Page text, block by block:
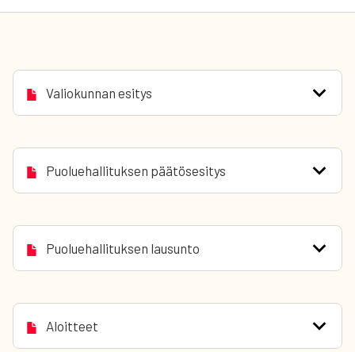
Valiokunnan esitys
Puoluehallituksen päätösesitys
Puoluehallituksen lausunto
Aloitteet